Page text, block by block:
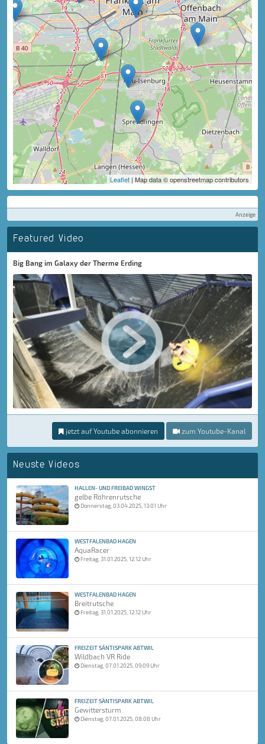
Leaflet | Map data © openstreetmap contributors
Anzeige
Featured Video
Big Bang im Galaxy der Therme Erding
jetzt auf Youtube abonnieren zum Youtube-Kanal
Neuste Videos
HALLEN- UND FREIBAD WINGST
gelbe Röhrenrutsche
Donnerstag, 03.04.2025, 13:01 Uhr
WESTFALENBAD HAGEN
AquaRacer
Freitag, 31.01.2025, 12:12 Uhr
WESTFALENBAD HAGEN
Breitrutsche
Freitag, 31.01.2025, 12:12 Uhr
FREIZEIT SÄNTISPARK ABTWIL
Wildbach VR Ride
Dienstag, 07.01.2025, 09:09 Uhr
FREIZEIT SÄNTISPARK ABTWIL
Gewittersturm
Dienstag, 07.01.2025, 08:08 Uhr